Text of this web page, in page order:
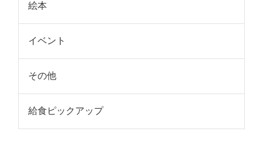
絵本
イベント
その他
給食ピックアップ